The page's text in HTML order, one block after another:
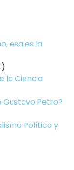
esa es la
la Ciencia
Gustavo Petro?
Político y